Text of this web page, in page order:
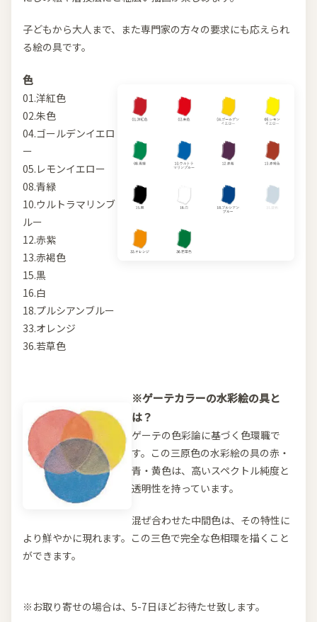
子どもから大人まで、また専門家の方々の要求にも応えられ
る絵の具です。
色
01.洋紅色
02.朱色
04.ゴールデンイエロ
ー
05.レモンイエロー
08.青緑
10.ウルトラマリンブ
ルー
12.赤紫
13.赤褐色
15.黒
16.白
18.プルシアンブルー
33.オレンジ
36.若草色
※ゲーテカラーの水彩絵の具と
は？
ゲーテの色彩論に基づく色環職で
す。この三原色の水彩絵の具の赤・
青・黄色は、高いスペクトル純度と
透明性を持っています。
混ぜ合わせた中間色は、その特性に
より鮮やかに現れます。この三色で完全な色相環を描くこと
ができます。
※お取り寄せの場合は、5-7日ほどお待たせ致します。